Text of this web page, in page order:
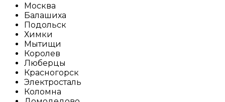
Москва
Балашиха
Подольск
Химки
Мытищи
Королев
Люберцы
Красногорск
Электросталь
Коломна